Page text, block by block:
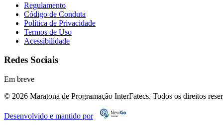
Regulamento
Código de Conduta
Política de Privacidade
Termos de Uso
Acessibilidade
Redes Sociais
Em breve
© 2026 Maratona de Programação InterFatecs. Todos os direitos
Desenvolvido e mantido por